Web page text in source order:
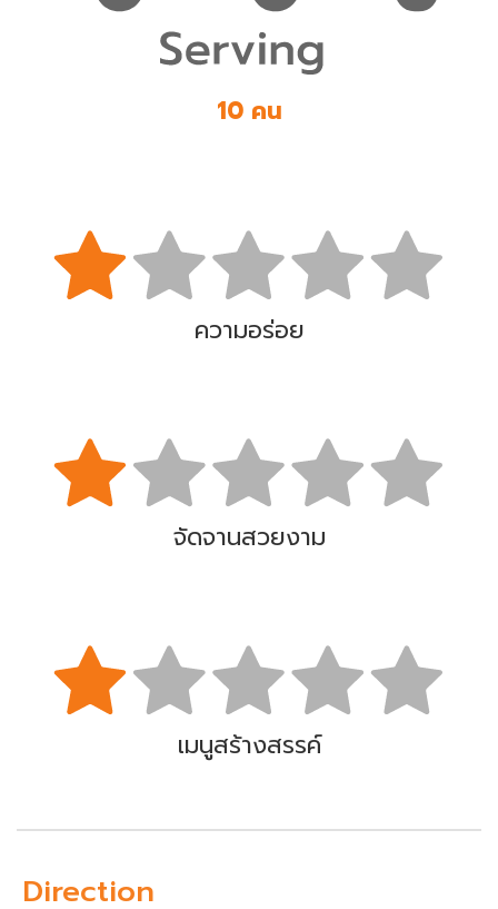
10 คน
ความอร่อย
จัดจานสวยงาม
เมนูสร้างสรรค์
Direction